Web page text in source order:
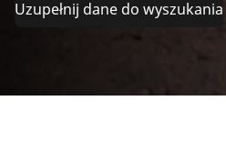
Uzupełnij dane do wyszukania